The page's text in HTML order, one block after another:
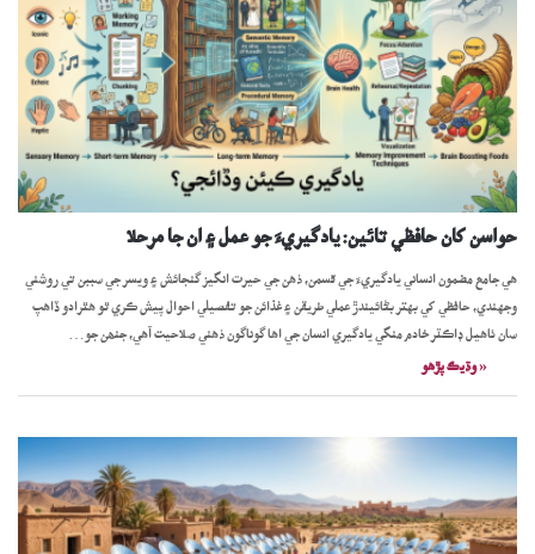
حواسن کان حافظي تائين: يادگيريءَ جو عمل ۽ ان جا مرحلا
هي جامع مضمون انساني يادگيريءَ جي قسمن، ذهن جي حيرت انگيز گنجائش ۽ ويسر جي سببن تي روشني
وجهندي، حافظي کي بهتر بڻائيندڙ عملي طريقن ۽ غذائن جو تفصيلي احوال پيش ڪري ٿو ھٿرادو ڏاھپ
سان ٺاھيل ڊاڪٽر خادم منگي يادگيري انسان جي اها گوناگون ذهني صلاحيت آهي، جنھن جو…
« وڌيڪ پڙھو